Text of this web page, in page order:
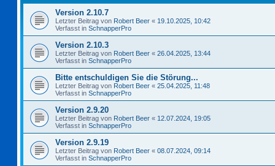
Version 2.10.7
Letzter Beitrag von Robert Beer « 19.10.2025, 10:42
Verfasst in SchnapperPro
Version 2.10.3
Letzter Beitrag von Robert Beer « 26.04.2025, 13:44
Verfasst in SchnapperPro
Bitte entschuldigen Sie die Störung...
Letzter Beitrag von Robert Beer « 25.04.2025, 11:48
Verfasst in SchnapperPro
Version 2.9.20
Letzter Beitrag von Robert Beer « 12.07.2024, 19:05
Verfasst in SchnapperPro
Version 2.9.19
Letzter Beitrag von Robert Beer « 08.07.2024, 09:14
Verfasst in SchnapperPro